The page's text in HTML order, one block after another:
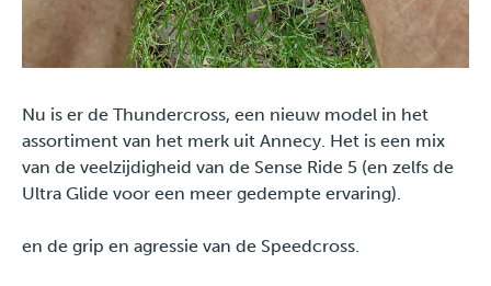
Nu is er de Thundercross, een nieuw model in het
assortiment van het merk uit Annecy. Het is een mix
van de veelzijdigheid van de Sense Ride 5 (en zelfs de
Ultra Glide voor een meer gedempte ervaring).
en de grip en agressie van de Speedcross.